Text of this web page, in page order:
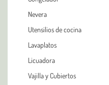
Nevera
Utensilios de cocina
Lavaplatos
Licuadora
Vajilla y Cubiertos